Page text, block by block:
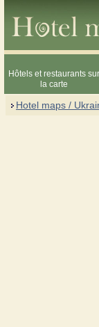
Hôtels et restaurants sur
la carte
Hotel maps /